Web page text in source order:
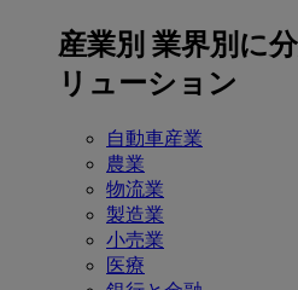
産業別 業界別に
リューション
自動車産業
農業
物流業
製造業
小売業
医療